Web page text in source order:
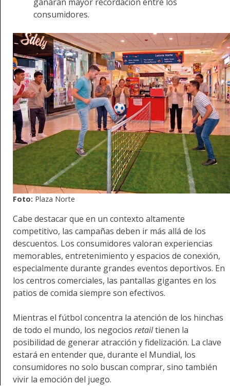
ganarán mayor recordación entre los
consumidores.
Foto: Plaza Norte
Cabe destacar que en un contexto altamente
competitivo, las campañas deben ir más allá de los
descuentos. Los consumidores valoran experiencias
memorables, entretenimiento y espacios de conexión,
especialmente durante grandes eventos deportivos. En
los centros comerciales, las pantallas gigantes en los
patios de comida siempre son efectivos.
Mientras el fútbol concentra la atención de los hinchas
de todo el mundo, los negocios retailtienen la
posibilidad de generar atracción y fidelización. La clave
estará en entender que, durante el Mundial, los
consumidores no solo buscan comprar, sino también
vivir la emoción del juego.